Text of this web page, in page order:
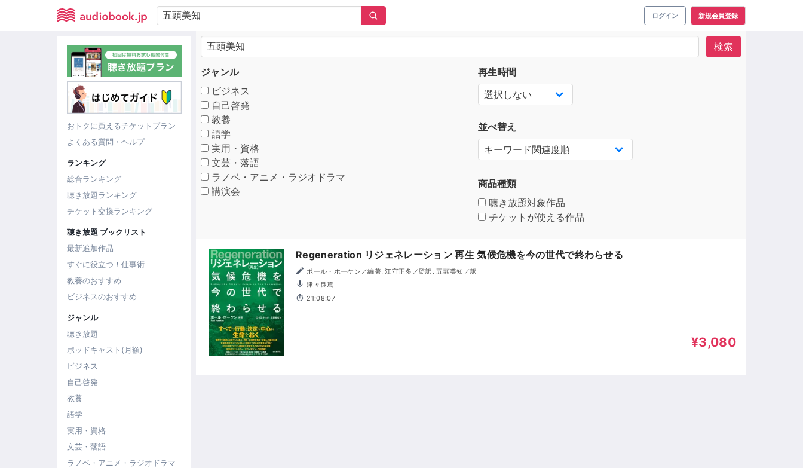
ログイン 新規会員登録
おトクに買えるチケットプラン
よくある質問・ヘルプ
ランキング
総合ランキング
聴き放題ランキング
チケット交換ランキング
聴き放題 ブックリスト
最新追加作品
すぐに役立つ！仕事術
教養のおすすめ
ビジネスのおすすめ
ジャンル
聴き放題
ポッドキャスト(月額)
ビジネス
自己啓発
教養
語学
実用・資格
文芸・落語
ラノベ・アニメ・ラジオドラマ
検索
ジャンル
ビジネス
自己啓発
教養
語学
実用・資格
文芸・落語
ラノベ・アニメ・ラジオドラマ
講演会
再生時間
並べ替え
商品種類
聴き放題対象作品
チケットが使える作品
Regeneration リジェネレーション 再生 気候危機を今の世代で終わらせる
ポール・ホーケン／編著, 江守正多／監訳, 五頭美知／訳
津々良篤
21:08:07
¥3,080